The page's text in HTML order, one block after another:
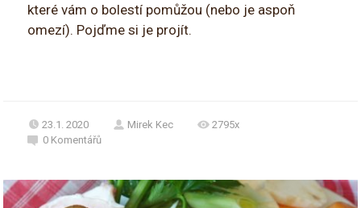
které vám o bolestí pomůžou (nebo je aspoň
omezí). Pojďme si je projít.
23.1. 2020 Mirek Kec
2795x
0 Komentářů